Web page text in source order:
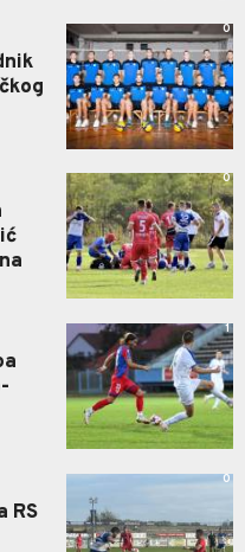
0
0
1
RS
0